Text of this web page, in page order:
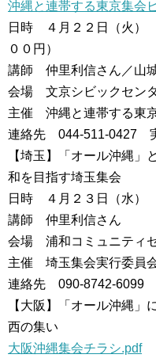
沖縄と連帯する東京集会
日時 ４月２２日（火）
００円）
講師 仲里利信さん／山
会場 文京シビックセ
主催 沖縄と連帯する東
連絡先 044-511-0427
【埼玉】「オール沖縄」
和を目指す埼玉集会
日時 ４月２３日（水）
講師 仲里利信さん
会場 浦和コミュニテ
主催 埼玉集会実行委員
連絡先 090-8742-6099
【大阪】「オール沖縄」
西の集い
大阪沖縄集会チラシ.pdf